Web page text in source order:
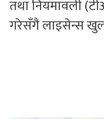
तथा नियमावली
गरेसँगै लाइसेन्स